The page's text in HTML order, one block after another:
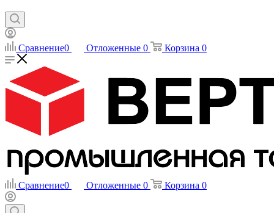
Сравнение0 Отложенные 0 Корзина 0
Сравнение0 Отложенные 0 Корзина 0